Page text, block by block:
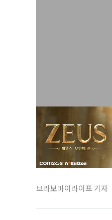
브라보마이라이프 기자